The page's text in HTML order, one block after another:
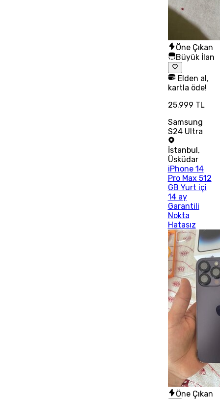
Öne Çıkan
Büyük İlan
Elden al,
kartla öde!
25.999 TL
Samsung
S24 Ultra
İstanbul,
Üsküdar
iPhone 14
Pro Max 512
GB Yurt içi
14 ay
Garantili
Nokta
Hatasız
Öne Çıkan